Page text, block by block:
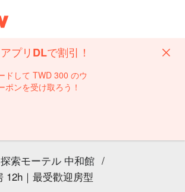
プリDLで割引！
ドして TWD 300 のウ
ポンを受け取ろう！
探索モーテル 中和館 /
12h｜最受歡迎房型